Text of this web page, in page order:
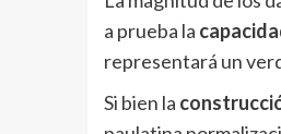
a prueba la
representará un
Si bien la